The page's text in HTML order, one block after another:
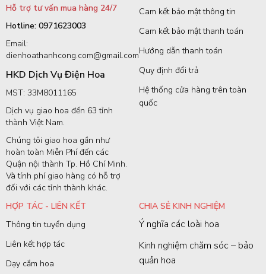
Hỗ trợ tư vấn mua hàng 24/7
Hotline: 0971623003
Email:
dienhoathanhcong.com@gmail.com
HKD Dịch Vụ Điện Hoa
MST: 33M8011165
Dịch vụ giao hoa đến 63 tỉnh
thành Việt Nam.
Chúng tôi giao hoa gần như
hoàn toàn Miễn Phí đến các
Quận nội thành Tp. Hồ Chí Minh.
Và tính phí giao hàng có hỗ trợ
đối với các tỉnh thành khác.
Cam kết bảo mật thông tin
Cam kết bảo mật thanh toán
Hướng dẫn thanh toán
Quy định đổi trả
Hệ thống cửa hàng trên toàn
quốc
HỢP TÁC - LIÊN KẾT
Thông tin tuyển dụng
Liên kết hợp tác
Dạy cắm hoa
CHIA SẺ KINH NGHIỆM
Ý nghĩa các loài hoa
Kinh nghiệm chăm sóc – bảo
quản hoa